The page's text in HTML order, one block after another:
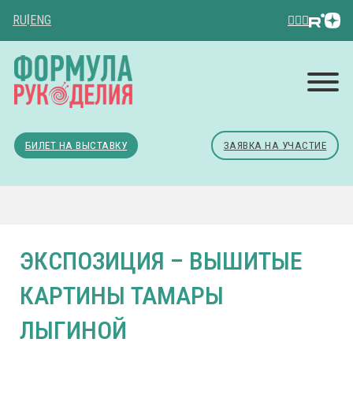
RU ENG
БИЛЕТ НА ВЫСТАВКУ ЗАЯВКА НА УЧАСТИЕ
ЭКСПОЗИЦИЯ – ВЫШИТЫЕ
КАРТИНЫ ТАМАРЫ
ЛЫГИНОЙ